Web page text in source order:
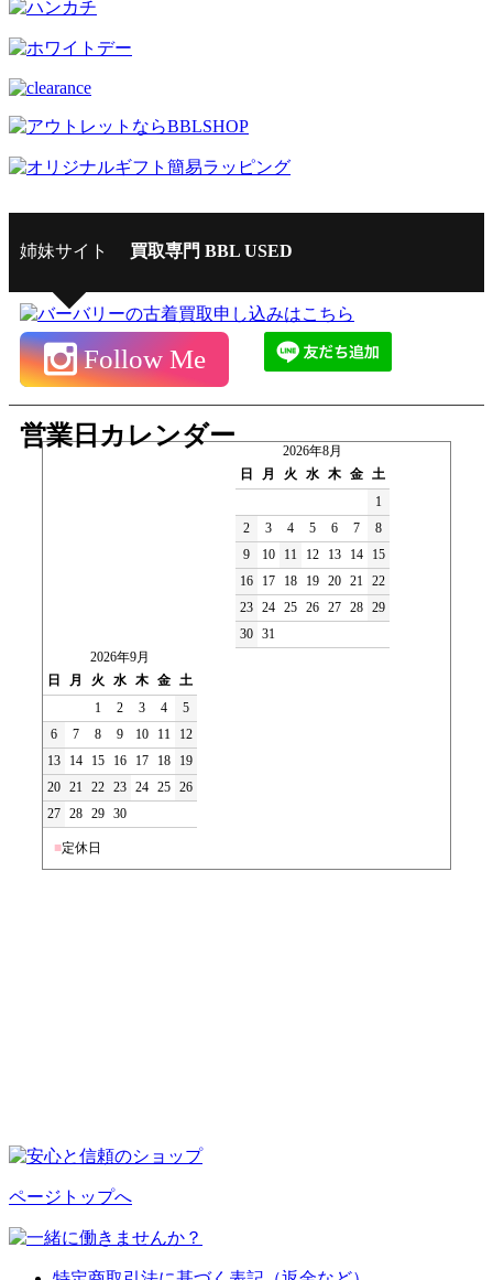
姉妹サイト 買取専門 BBL USED
Follow Me
営業日カレンダー
2026年8月
日
月 火 水 木 金 土
1
2
3 4 5 6 7
8
9
10 11 12 13 14
15
16
17 18 19 20 21 22
23 24 25 26 27 28 29
30 31
2026年9月
日
月 火 水 木 金 土
1
2 3 4
5
6
7 8 9 10 11
12
13
14 15 16 17 18
19
20 21 22 23 24 25 26
27 28 29 30
■定休日
ページトップへ